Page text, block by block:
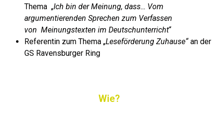
Thema „Ich bin der Meinung, dass… Vom
argumentierenden Sprechen zum Verfassen
von Meinungstexten im Deutschunterricht“
Referentin zum Thema „Leseförderung Zuhause“an der
GS Ravensburger Ring
Wie?